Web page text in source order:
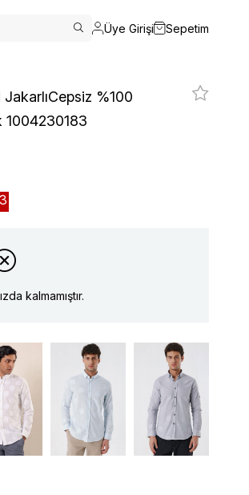
Üye Girişi Sepetim
JakarlıCepsiz %100
1004230183
kalmamıştır.